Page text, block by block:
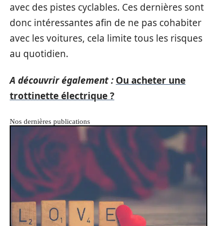
avec des pistes cyclables. Ces dernières sont
donc intéressantes afin de ne pas cohabiter
avec les voitures, cela limite tous les risques
au quotidien.
A découvrir également : Ou acheter une
trottinette électrique ?
Nos dernières publications